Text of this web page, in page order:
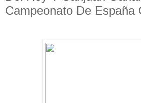
Campeonato De España